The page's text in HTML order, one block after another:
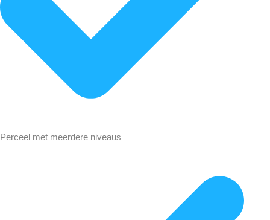
Perceel met meerdere niveaus